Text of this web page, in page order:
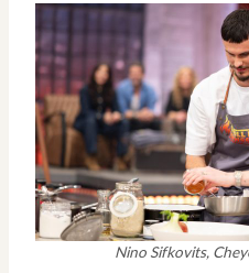
Nino Sifkovits,